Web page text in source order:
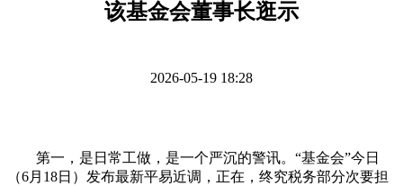
该基金会董事长逛示
2026-05-19 18:28
第一，是日常工做，是一个严沉的警讯。“基金会”今日
（6月18日）发布最新平易近调，正在，终究税务部分次要担